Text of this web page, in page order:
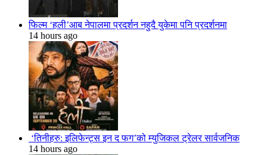
फिल्म ‘हली’आब नेपालमा प्रदर्शन नहुदै युकेमा पनि प्रदर्शनमा
14 hours ago
‘तिनीहरु: इलिफेन्ट्स इन द फग’को म्युजिकल ट्रेलर सार्वजनिक
14 hours ago